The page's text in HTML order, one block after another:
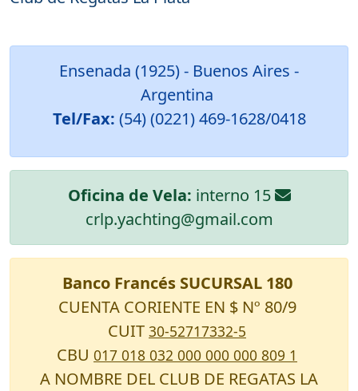
Ensenada (1925) - Buenos Aires -
Argentina
Tel/Fax: (54) (0221) 469-1628/0418
Oficina de Vela: interno 15
crlp.yachting@gmail.com
Banco Francés SUCURSAL 180
CUENTA CORIENTE EN $ Nº 80/9
CUIT 30-52717332-5
CBU 017 018 032 000 000 000 809 1
A NOMBRE DEL CLUB DE REGATAS LA